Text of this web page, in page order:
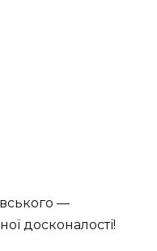
—
досконалості!